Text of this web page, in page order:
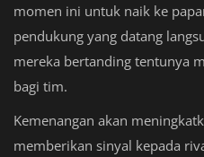
momen ini untuk naik ke
pendukung yang datang
mereka bertanding tentunya
bagi tim.
Kemenangan akan
memberikan sinyal kepada